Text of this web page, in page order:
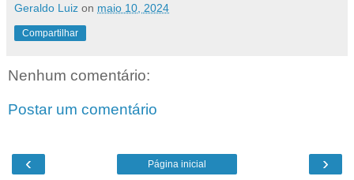
Geraldo Luiz on maio 10, 2024
Compartilhar
Nenhum comentário:
Postar um comentário
‹ ›
Página inicial